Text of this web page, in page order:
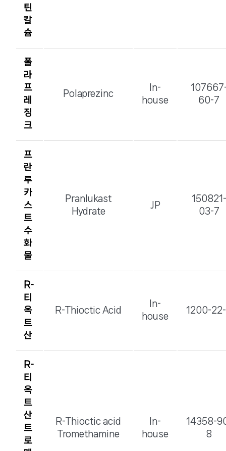
틴
칼
슘
폴
라
프
레
징
크
Polaprezinc
In-
house
60-7
프
란
루
카
스
트
수
화
물
Pranlukast
Hydrate
JP
150821-
03-7
R-
티
옥
트
산
R-Thioctic Acid
In-
house
1200-
R-
티
옥
트
산
트
로
R-Thioctic acid
Tromethamine
In-
house
14358-
8